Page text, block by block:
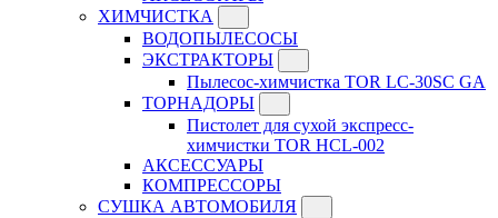
ХИМЧИСТКА
ВОДОПЫЛЕСОСЫ
ЭКСТРАКТОРЫ
Пылесос-химчистка TOR LC-30SC GA
ТОРНАДОРЫ
Пистолет для сухой экспресс-
химчистки TOR HCL-002
АКСЕССУАРЫ
КОМПРЕССОРЫ
СУШКА АВТОМОБИЛЯ